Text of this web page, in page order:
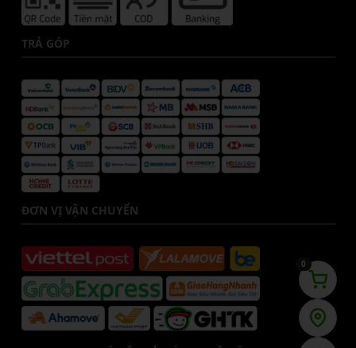
TRẢ GÓP
ĐƠN VỊ VẬN CHUYỂN
0